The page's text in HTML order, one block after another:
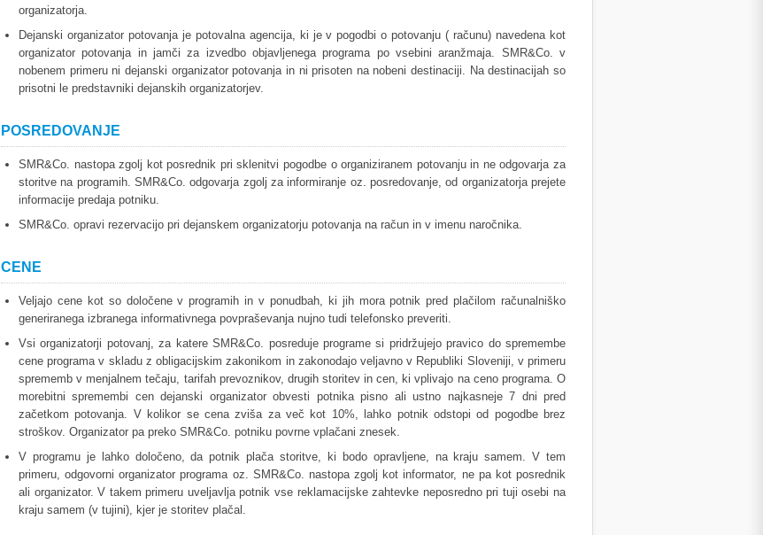
organizatorja.
Dejanski organizator potovanja je potovalna agencija, ki je v pogodbi o potovanju ( računu) navedena kot
organizator potovanja in jamči za izvedbo objavljenega programa po vsebini aranžmaja. SMR&Co. v
nobenem primeru ni dejanski organizator potovanja in ni prisoten na nobeni destinaciji. Na destinacijah so
prisotni le predstavniki dejanskih organizatorjev.
POSREDOVANJE
SMR&Co. nastopa zgolj kot posrednik pri sklenitvi pogodbe o organiziranem potovanju in ne odgovarja za
storitve na programih. SMR&Co. odgovarja zgolj za informiranje oz. posredovanje, od organizatorja prejete
informacije predaja potniku.
SMR&Co. opravi rezervacijo pri dejanskem organizatorju potovanja na račun in v imenu naročnika.
CENE
Veljajo cene kot so določene v programih in v ponudbah, ki jih mora potnik pred plačilom računalniško
generiranega izbranega informativnega povpraševanja nujno tudi telefonsko preveriti.
Vsi organizatorji potovanj, za katere SMR&Co. posreduje programe si pridržujejo pravico do spremembe
cene programa v skladu z obligacijskim zakonikom in zakonodajo veljavno v Republiki Sloveniji, v primeru
sprememb v menjalnem tečaju, tarifah prevoznikov, drugih storitev in cen, ki vplivajo na ceno programa. O
morebitni spremembi cen dejanski organizator obvesti potnika pisno ali ustno najkasneje 7 dni pred
začetkom potovanja. V kolikor se cena zviša za več kot 10%, lahko potnik odstopi od pogodbe brez
stroškov. Organizator pa preko SMR&Co. potniku povrne vplačani znesek.
V programu je lahko določeno, da potnik plača storitve, ki bodo opravljene, na kraju samem. V tem
primeru, odgovorni organizator programa oz. SMR&Co. nastopa zgolj kot informator, ne pa kot posrednik
ali organizator. V takem primeru uveljavlja potnik vse reklamacijske zahtevke neposredno pri tuji osebi na
kraju samem (v tujini), kjer je storitev plačal.